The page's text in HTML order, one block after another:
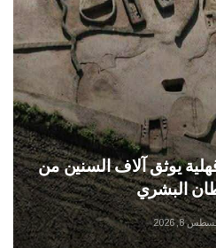
يوثق آلاف السنين من
البشري
8, 2026